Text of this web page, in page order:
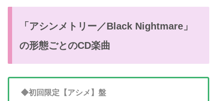
「アシンメトリー／Black Nightmare」
の形態ごとのCD楽曲
◆初回限定【アシメ】盤